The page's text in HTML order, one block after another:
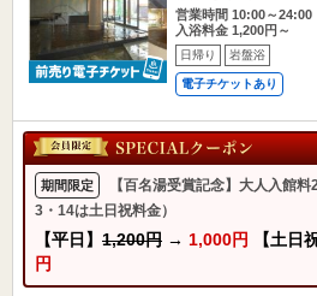
営業時間 10:00～24:00
入浴料金 1,200円～
日帰り 岩盤浴
電子チケットあり
期間限定
【百名湯受賞記念】大人入館
3・14は土日祝料金）
【平日】 1,200円 → 1,000円 【土日
円